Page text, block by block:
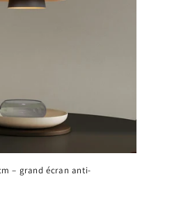
– grand écran anti-